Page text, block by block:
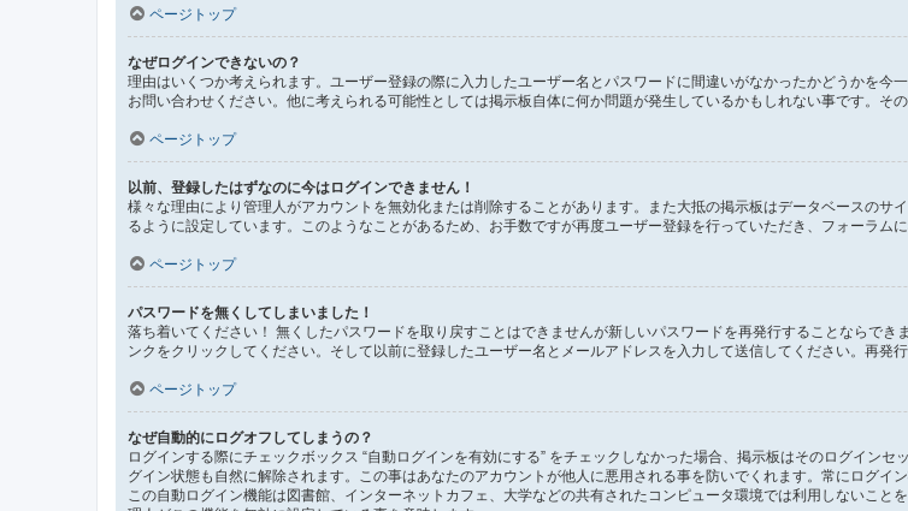
ページトップ
なぜログインできないの？
理由はいくつか考えられます。ユーザー登録の際に入力したユーザー名とパスワードに間違いがなかったかどうかを
お問い合わせください。他に考えられる可能性としては掲示板自体に何か問題が発生しているかもしれない事です。そ
ページトップ
以前、登録したはずなのに今はログインできません！
様々な理由により管理人がアカウントを無効化または削除することがあります。また大抵の掲示板はデータベースの
るように設定しています。このようなことがあるため、お手数ですが再度ユーザー登録を行っていただき、フォーラム
ページトップ
パスワードを無くしてしまいました！
落ち着いてください！ 無くしたパスワードを取り戻すことはできませんが新しいパスワードを再発行することならで
ンクをクリックしてください。そして以前に登録したユーザー名とメールアドレスを入力して送信してください。再発
ページトップ
なぜ自動的にログオフしてしまうの？
ログインする際にチェックボックス “自動ログインを有効にする” をチェックしなかった場合、掲示板はそのログイン
グイン状態も自然に解除されます。この事はあなたのアカウントが他人に悪用される事を防いでくれます。常にログイ
この自動ログイン機能は図書館、インターネットカフェ、大学などの共有されたコンピュータ環境では利用しないこ